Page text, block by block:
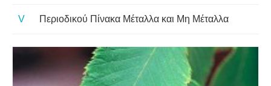
Περιοδικού Πίνακα Μέταλλα και Μη Μέταλλα